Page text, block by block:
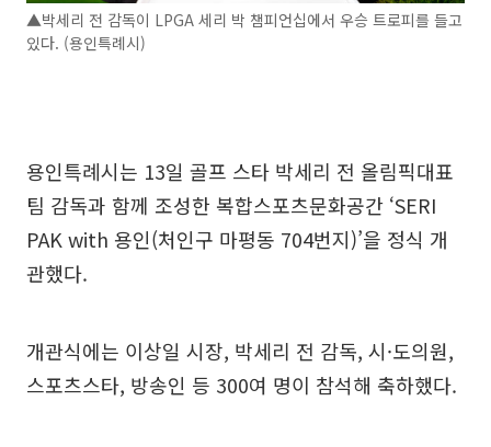
▲박세리 전 감독이 LPGA 세리 박 챔피언십에서 우승 트로피를 들고
있다. (용인특례시)
용인특례시는 13일 골프 스타 박세리 전 올림픽대표
팀 감독과 함께 조성한 복합스포츠문화공간 ‘SERI
PAK with 용인(처인구 마평동 704번지)’을 정식 개
관했다.
개관식에는 이상일 시장, 박세리 전 감독, 시·도의원,
스포츠스타, 방송인 등 300여 명이 참석해 축하했다.